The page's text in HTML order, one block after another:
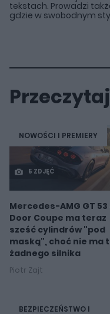
tekstach. Prowadzi
gdzie w swobodnym
NOWOŚCI I PREMIERY
5 ZDJĘĆ
Mercedes-AMG GT
Door Coupe ma teraz
sześć cylindrów "pod
maską", choć nie ma
żadnego silnika
Piotr Zajt
BEZPIECZEŃSTWO I